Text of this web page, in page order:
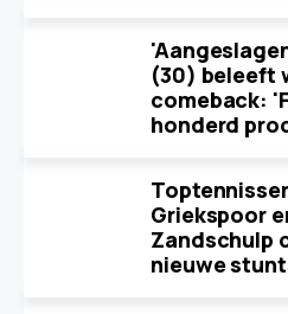
(30) beleeft
comeback:
honderd
Griekspoor
Zandschulp
nieuwe